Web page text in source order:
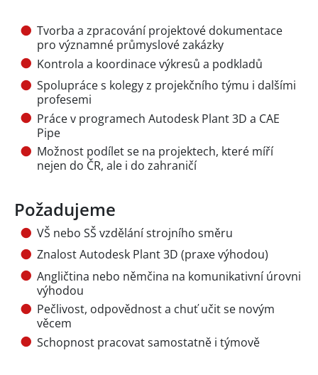
Tvorba a zpracování projektové dokumentace
pro významné průmyslové zakázky
Kontrola a koordinace výkresů a podkladů
Spolupráce s kolegy z projekčního týmu i dalšími
profesemi
Práce v programech Autodesk Plant 3D a CAE
Pipe
Možnost podílet se na projektech, které míří
nejen do ČR, ale i do zahraničí
Požadujeme
VŠ nebo SŠ vzdělání strojního směru
Znalost Autodesk Plant 3D (praxe výhodou)
Angličtina nebo němčina na komunikativní úrovni
výhodou
Pečlivost, odpovědnost a chuť učit se novým
věcem
Schopnost pracovat samostatně i týmově